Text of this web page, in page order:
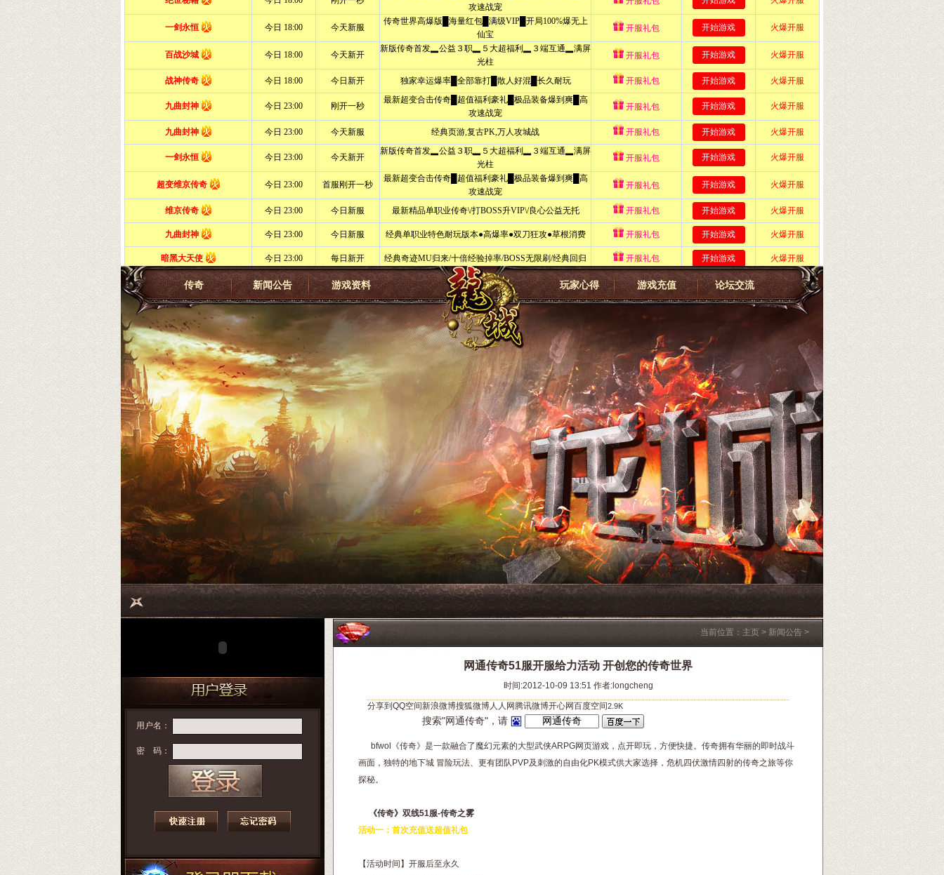
传奇 新闻公告 游戏资料 玩家心得 游戏充值 论坛交流
当前位置： 主页 > 新闻公告 >
网通传奇51服开服给力活动 开创您的传奇世界
时间:2012-10-09 13:51 作者:longcheng
分享到 QQ空间新浪微博搜狐微博人人网 腾讯微博开心网百度空间2.9K
搜索"网通传奇"，请
bfwol《传奇》是一款融合了魔幻元素的大型武侠ARPG网页游戏，点开即玩，方便快捷。传奇拥有华丽的即时战斗
画面，独特的地下城 冒险玩法、更有团队PVP及刺激的自由化PK模式供大家选择，危机四伏激情四射的传奇之旅等你
探秘。
《传奇》双线51服-传奇之雾
活动一：首次充值送超值礼包
【活动时间】开服后至永久
用户名：
密 码：